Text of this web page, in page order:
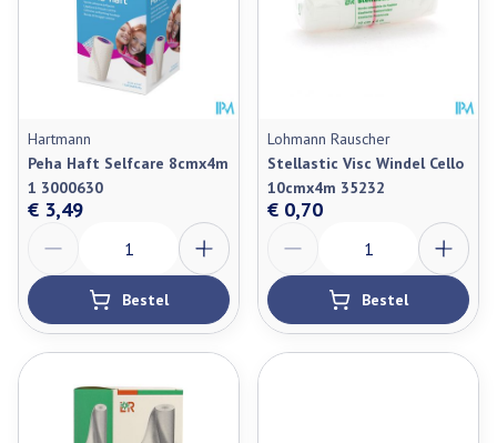
Hartmann
Peha Haft Selfcare 8cmx4m
1 3000630
€ 3,49
Bestel
Lohmann Rauscher
Stellastic Visc Windel Cello
10cmx4m 35232
€ 0,70
Bestel